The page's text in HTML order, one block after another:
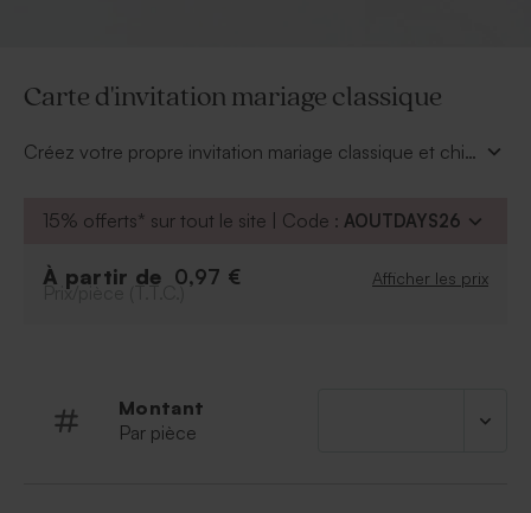
Carte d'invitation mariage classique
Créez votre propre invitation mariage classique et chic
15% offerts* sur tout le site | Code : AOUTDAYS26
À partir de 0,97 € Afficher les prix
Prix/pièce (T.T.C.)
Montant
Par pièce